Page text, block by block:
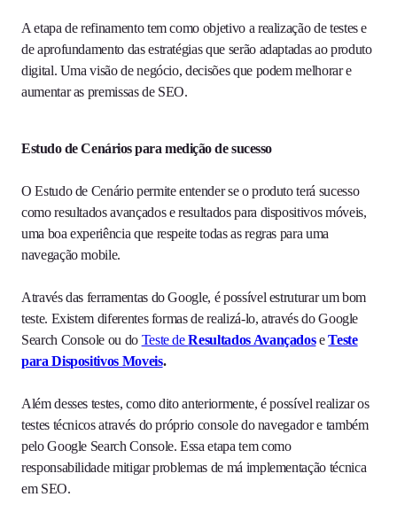
A etapa de refinamento tem como objetivo a realização de testes e
de aprofundamento das estratégias que serão adaptadas ao produto
digital. Uma visão de negócio, decisões que podem melhorar e
aumentar as premissas de SEO.
Estudo de Cenários para medição de sucesso
O Estudo de Cenário permite entender se o produto terá sucesso
como resultados avançados e resultados para dispositivos móveis,
uma boa experiência que respeite todas as regras para uma
navegação mobile.
Através das ferramentas do Google, é possível estruturar um bom
teste. Existem diferentes formas de realizá-lo, através do Google
Search Console ou do Teste deResultados AvançadoseTeste
para Dispositivos Moveis.
Além desses testes, como dito anteriormente, é possível realizar os
testes técnicos através do próprio console do navegador e também
pelo Google Search Console. Essa etapa tem como
responsabilidade mitigar problemas de má implementação técnica
em SEO.